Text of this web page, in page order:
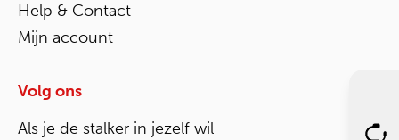
Help & Contact
Mijn account
Volg ons
Als je de stalker in jezelf wil